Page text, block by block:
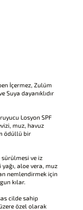
İçermez, Zulüm
Suya dayanıklıdır
Losyon SPF
muz, havuz
ödüllü bir
sürülmesi ve iz
aloe vera, muz
nemlendirmek için
kılar.
cilde sahip
özel olarak